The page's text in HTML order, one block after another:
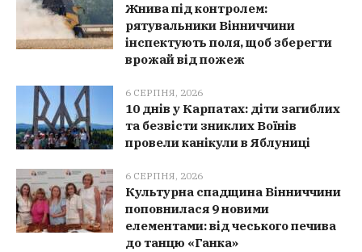
Жнива під контролем:
рятувальники Вінниччини
інспектують поля, щоб зберегти
врожай від пожеж
6 СЕРПНЯ, 2026
10 днів у Карпатах: діти загиблих
та безвісти зниклих Воїнів
провели канікули в Яблуниці
6 СЕРПНЯ, 2026
Культурна спадщина Вінниччини
поповнилася 9 новими
елементами: від чеського печива
до танцю «Ганка»